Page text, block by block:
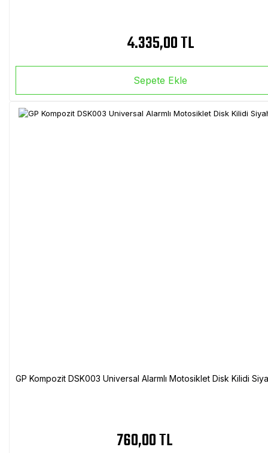
4.335,00 TL
Sepete Ekle
GP Kompozit DSK003 Universal Alarmlı Motosiklet Disk Kilidi
760,00 TL